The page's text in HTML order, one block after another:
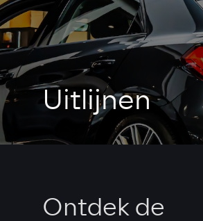
Uitlijnen
Ontdek de